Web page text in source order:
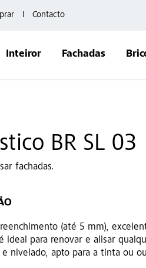
Contacto
Inteiror Fachadas
BR SL 03
fachadas.
(até 5 mm),
ideal para renovar e alisar
nivelado, apto para a tinta ou